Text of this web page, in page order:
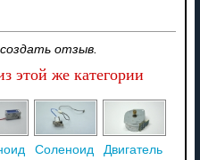
отзыв.
этой же категории
Соленоид
Двигатель